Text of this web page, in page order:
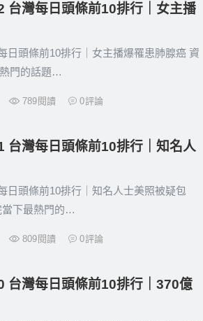
台灣每日頭條前10排行｜女主播
日頭條前10排行｜女主播爆罹患肺腺癌 資
門的話題…
789閱讀 0評論
台灣每日頭條前10排行｜知名人
日頭條前10排行｜知名人士美照被疑包
當下最熱門的…
809閱讀 0評論
台灣每日頭條前10排行｜370億